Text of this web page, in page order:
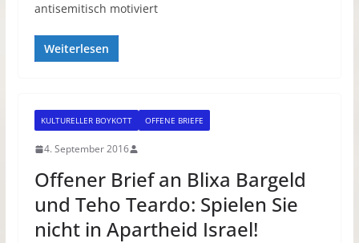
antisemitisch motiviert
Weiterlesen
KULTURELLER BOYKOTT OFFENE BRIEFE
4. September 2016
Offener Brief an Blixa Bargeld
und Teho Teardo: Spielen Sie
nicht in Apartheid Israel!